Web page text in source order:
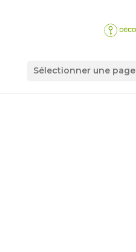
Sélectionner une page